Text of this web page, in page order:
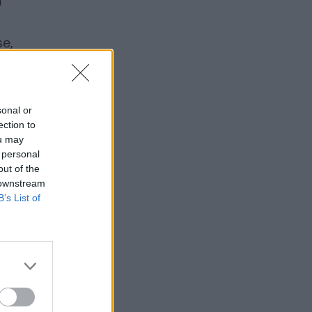
or
to
may
of the
List of
Archeologai apie
radinį Lietuvos
to
dar nebuvome